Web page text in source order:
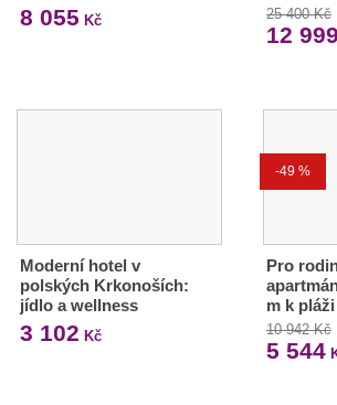
8 055 Kč 25 400 Kč
12 999
Moderní hotel v
polských Krkonoších:
jídlo a wellness
3 102 Kč
-49 %
Pro
m k pláži
10 942 Kč
5 544